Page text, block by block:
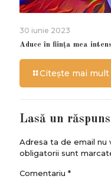
30 iunie 2023
Aduce în ființa mea
Citește mai mult
Lasă un răspuns
Adresa ta de email nu
obligatorii sunt
Comentariu *